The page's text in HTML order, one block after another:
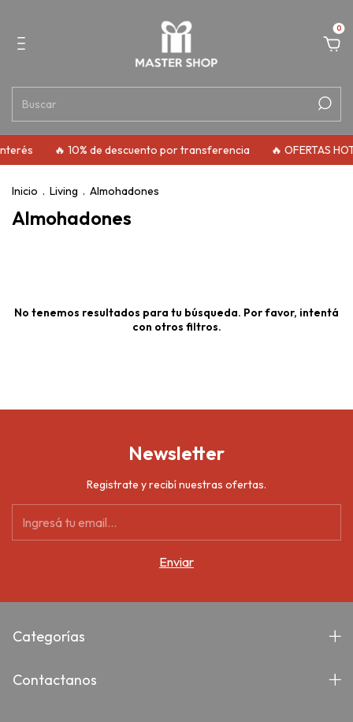
0
🔥 10% de descuento por transferencia 🔥 OFERTAS
Inicio . Living . Almohadones
Almohadones
No tenemos resultados para tu búsqueda. Por favor, intentá
con otros filtros.
Newsletter
Registrate y recibí nuestras ofertas.
Categorías
Contactanos